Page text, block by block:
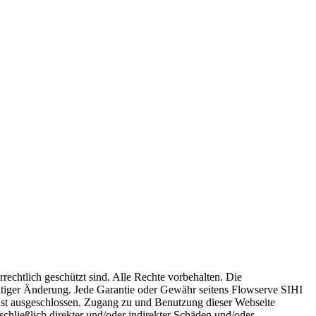
geschützt sind. Alle Rechte vorbehalten. Die
Änderung. Jede Garantie oder Gewähr seitens Flowserve SIHI
Zugang zu und Benutzung dieser Webseite